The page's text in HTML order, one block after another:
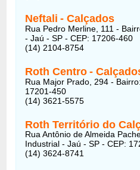
Neftali - Calçados
Rua Pedro Merline, 111 -
- Jaú - SP - CEP: 17206-460
(14) 2104-8754
Roth Centro -
Rua Major Prado, 294 -
17201-450
(14) 3621-5575
Roth Território do
Rua Antônio de Almeida
Industrial - Jaú - SP - CEP:
(14) 3624-8741